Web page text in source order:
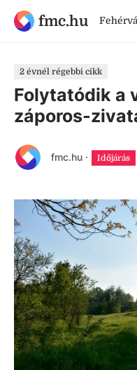
fmc.hu
2 évnél régebbi cikk
Folytatódik a
záporos-
fmc.hu · Időjárás